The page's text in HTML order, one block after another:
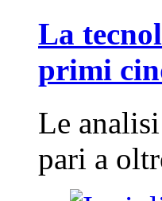
La
primi
Le
pari a